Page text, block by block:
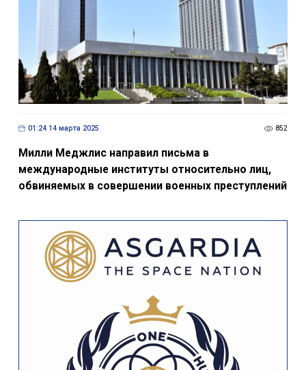
01:24 14 марта 2025 852
Милли Меджлис направил письма в
международные институты относительно лиц,
обвиняемых в совершении военных преступлений